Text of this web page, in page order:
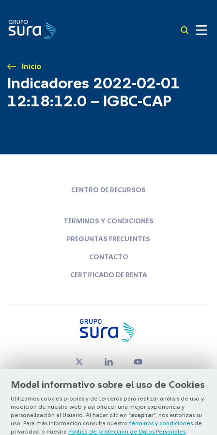
Inicio
Indicadores 2022-02-01
12:18:12.0 – IGBC-CAP
Modal informativo sobre el uso de Cookies
Utilizamos cookies propias y de terceros para realizar análisis de uso y
medición de nuestra web y así ofrecer una mejor experiencia y
personalización al Usuario. Al hacer clic en “aceptar”, nos autorizas su
uso. Para más información consulta nuestro términos y condiciones de
privacidad o nuestra Política de protección de Datos Personales
CENTRO DE RECURSOS
TÉRMINOS Y CONDICIONES
PREGUNTAS FRECUENTES
CONTACTO
CERTIFICADO DE RENTA
© Copyright Grupo SURA 2026